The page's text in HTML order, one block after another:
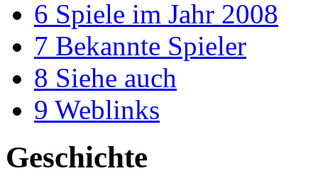
6 Spiele im Jahr 2008
7 Bekannte Spieler
8 Siehe auch
9 Weblinks
Geschichte